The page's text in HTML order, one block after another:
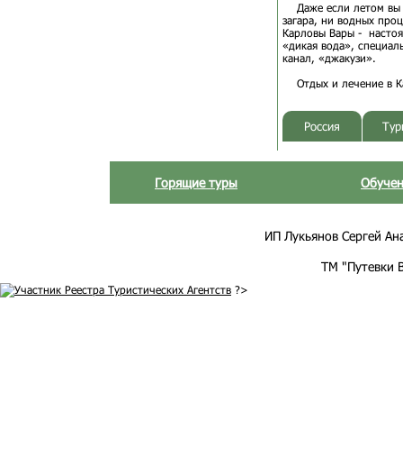
Даже если летом вы
загара, ни водных
Карловы Вары -
«дикая вода»,
канал, «джакузи».
Отдых и лечение в
Россия
Горящие туры
ИП Лукьянов Сергей
ТМ "Путевки
?>